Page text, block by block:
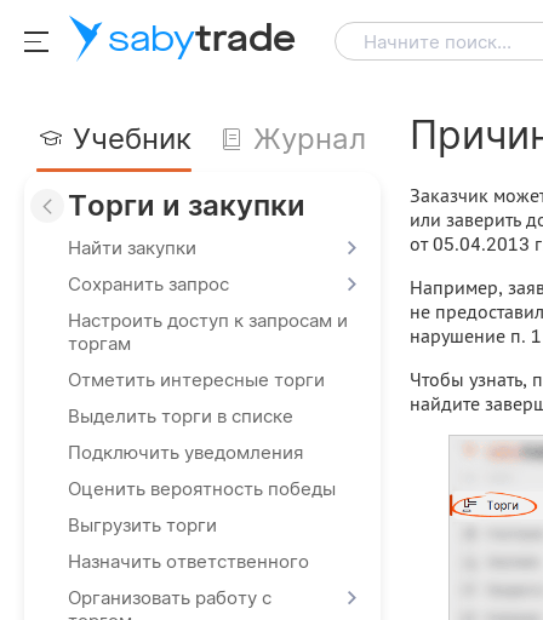
sabytrade Начните поиск...
Учебник
Журнал
Торги и закупки
Найти закупки
Сохранить запрос
Настроить доступ к запросам и
торгам
Отметить интересные торги
Выделить торги в списке
Подключить уведомления
Оценить вероятность победы
Выгрузить торги
Назначить ответственного
Организовать работу с
Заказчик
или заверить
от 05.04.2013
Например,
не
нарушение п.
Чтобы узнать,
найдите